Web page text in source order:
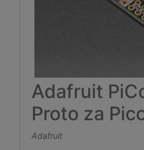
Adafruit
Proto za
Adafruit